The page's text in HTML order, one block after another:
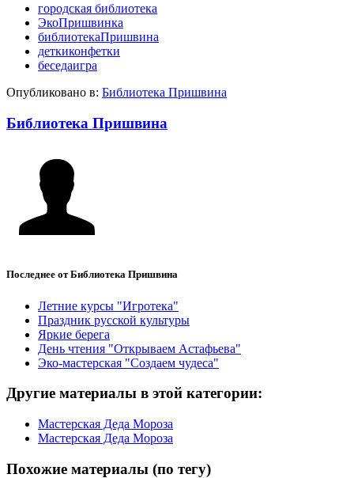
городская библиотека
ЭкоПришвинка
библиотекаПришвина
деткиконфетки
беседаигра
Опубликовано в: Библиотека Пришвина
Библиотека Пришвина
Последнее от Библиотека Пришвина
Летние курсы "Игротека"
Праздник русской культуры
Яркие берега
День чтения "Открываем Астафьева"
Эко-мастерская "Создаем чудеса"
Другие материалы в этой категории:
Мастерская Деда Мороза
Мастерская Деда Мороза
Похожие материалы (по тегу)